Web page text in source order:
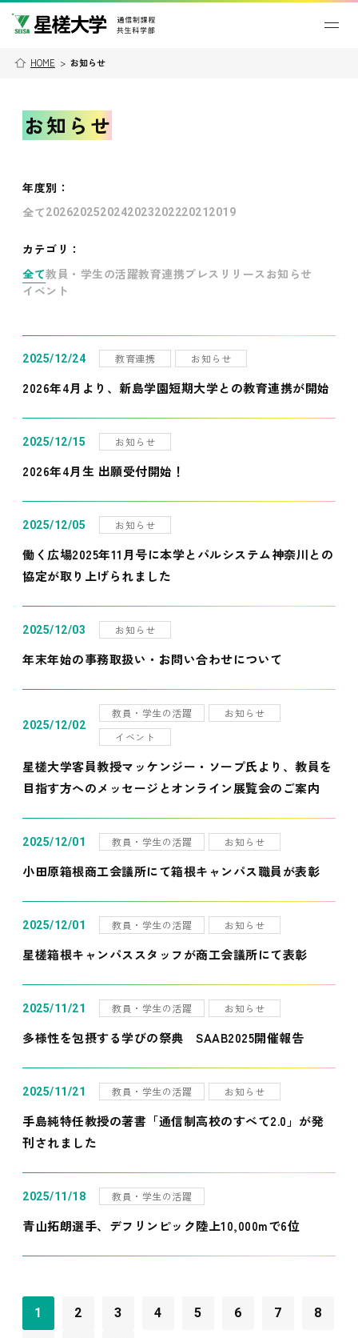
HOME > お知らせ
お知らせ
年度別 ：
全て202620252024202320222021 2019
カテゴリ：
全て教員・学生の活躍教育連携プレスリリース お知らせ
イベント
2025/12/24 教育連携 お知らせ
2026年4月より、新島学園短期大学との教育連携が開始
2025/12/15 お知らせ
2026年4月生 出願受付開始！
2025/12/05 お知らせ
働く広場2025年11月号に本学とパルシステム神奈川との
協定が取り上げられました
2025/12/03 お知らせ
年末年始の事務取扱い・お問い合わせについて
2025/12/02
教員・学生の活躍
お知らせ
イベント
星槎大学客員教授マッケンジー・ソープ氏より、教員を
目指す方へのメッセージとオンライン展覧会のご案内
2025/12/01 教員・学生の活躍 お知らせ
小田原箱根商工会議所にて箱根キャンパス職員が表彰
2025/12/01 教員・学生の活躍 お知らせ
星槎箱根キャンパススタッフが商工会議所にて表彰
2025/11/21 教員・学生の活躍 お知らせ
多様性を包摂する学びの祭典 SAAB2025開催報告
2025/11/21 教員・学生の活躍 お知らせ
手島純特任教授の著書「通信制高校のすべて2.0」が発
刊されました
2025/11/18 教員・学生の活躍
青山拓朗選手、デフリンピック陸上10,000mで6位
1 2 3 4 5 6 7 8